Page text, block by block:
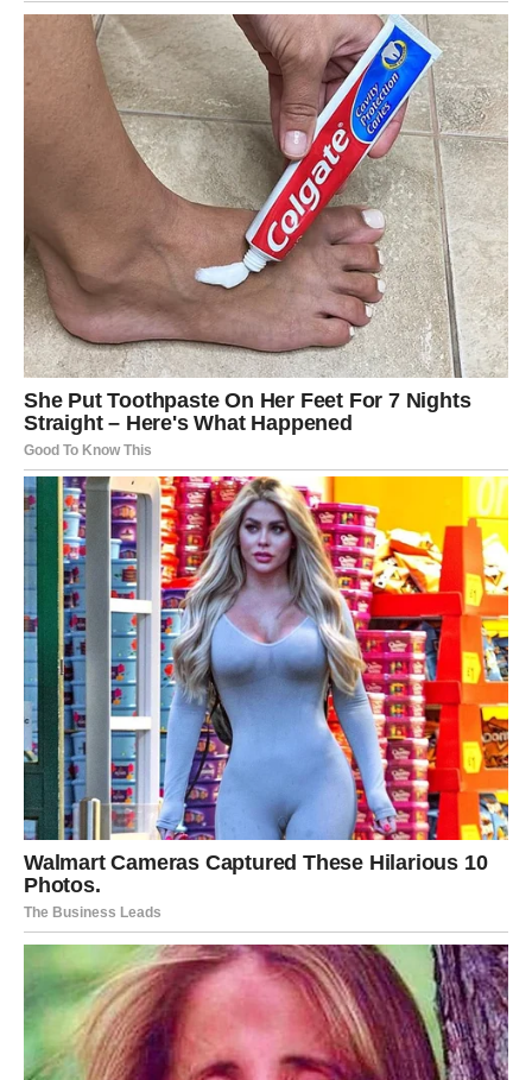
kojeg ćete konačno shvatiti koliko zapravo vrijedite.
RAZLOG ZA VELIKU SREĆU JE
NAPOKON TU
Sve kroz šta ste prošle nije bilo uzalud.
Svaka prepreka, svako razočaranje i svaki težak trenutak
pripremali su vas za ono što sada dolazi.
A ono što dolazi moglo bi vam vratiti vjeru u sreću, ljubav
i život.
Zvijezde vam donose novu energiju, mnogo više mira i
osjećaj da se konačno nešto veliko mijenja u vašu korist.
Zato ne ignorišite znakove koje vam sudbina šalje.
Jer ono što ste predugo čekale sada polako ulazi u vaš
život i moglo bi vam donijeti sreću veću nego što
trenutno možete zamisliti.